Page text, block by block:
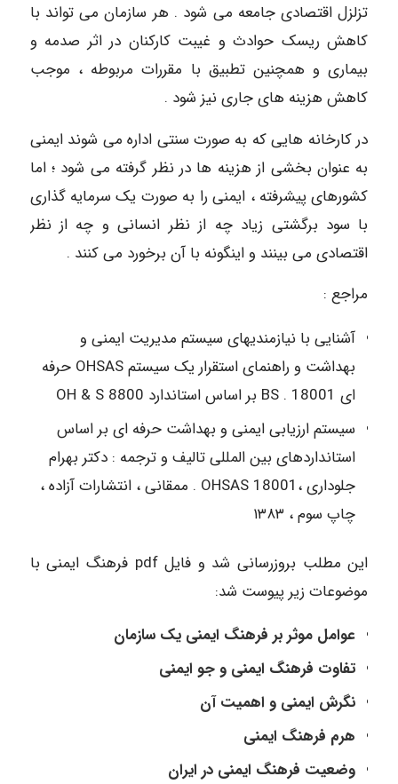
تزلزل اقتصادی جامعه می شود . هر سازمان می تواند با
کاهش ریسک حوادث و غیبت کارکنان در اثر صدمه و
بیماری و همچنین تطبیق با مقررات مربوطه ، موجب
کاهش هزینه های جاری نیز شود .
در کارخانه هایی که به صورت سنتی اداره می شوند ایمنی
به عنوان بخشی از هزینه ها در نظر گرفته می شود ؛ اما
کشورهای پیشرفته ، ایمنی را به صورت یک سرمایه گذاری
با سود برگشتی زیاد چه از نظر انسانی و چه از نظر
اقتصادی می بینند و اینگونه با آن برخورد می کنند .
مراجع :
آشنایی با نیازمندیهای سیستم مدیریت ایمنی و
بهداشت و راهنمای استقرار یک سیستم OHSAS حرفه
ای 18001 . BS بر اساس استاندارد 8800 OH & S
سیستم ارزیابی ایمنی و بهداشت حرفه ای بر اساس
استانداردهای بین المللی تالیف و ترجمه : دکتر بهرام
جلوداری ،OHSAS 18001 . ممقانی ، انتشارات آزاده ،
چاپ سوم ، ١٣٨٣
این مطلب بروزرسانی شد و فایل pdf فرهنگ ایمنی با
موضوعات زیر پیوست شد:
عوامل موثر بر فرهنگ ایمنی یک سازمان
تفاوت فرهنگ ایمنی و جو ایمنی
نگرش ایمنی و اهمیت آن
هرم فرهنگ ایمنی
وضعیت فرهنگ ایمنی در ایران